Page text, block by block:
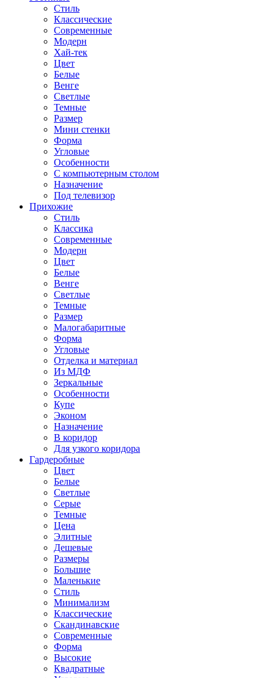
Стиль
Классические
Современные
Модерн
Хай-тек
Цвет
Белые
Венге
Светлые
Темные
Размер
Мини стенки
Форма
Угловые
Особенности
С компьютерным столом
Назначение
Под телевизор
Прихожие
Стиль
Классика
Современные
Модерн
Цвет
Белые
Венге
Светлые
Темные
Размер
Малогабаритные
Форма
Угловые
Отделка и материал
Из МДФ
Зеркальные
Особенности
Купе
Эконом
Назначение
В коридор
Для узкого коридора
Гардеробные
Цвет
Белые
Светлые
Серые
Темные
Цена
Элитные
Дешевые
Размеры
Большие
Маленькие
Стиль
Минимализм
Классические
Скандинавские
Современные
Форма
Высокие
Квадратные